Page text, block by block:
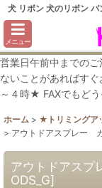
犬 リボン 犬のリボン
メニュー
営業日午前中までの
ないことがあれば
～４時★ FAXでもど
ホーム > ★トリミングア
> アウトドアスプレー
アウトドアスプ
ODS_G]